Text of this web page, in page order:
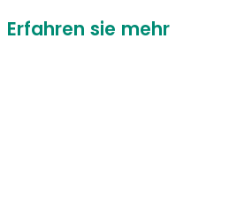
Erfahren sie mehr